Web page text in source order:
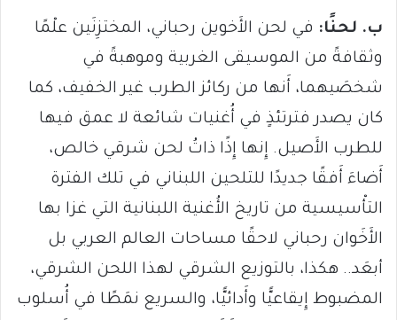
ب. لحنًا: في لحن الأَخوين رحباني، المختزِنَين علْمًا
وثقافةً من الموسيقى الغربية وموهبةً في
شخصَيهما، أَنها من ركائز الطرب غير الخفيف، كما
كان يصدر فترتئذٍ في أُغنيات شائعة لا عمق فيها
للطرب الأَصيل. إِنها إِذًا ذاتُ لحن شرقي خالص،
أَضاءَ أَفقًا جديدًا للتلحين اللبناني في تلك الفترة
التأْسيسية من تاريخ الأُغنية اللبنانية التي غزا بها
الأَخَوان رحباني لاحقًا مساحات العالم العربي بل
أبعَد.. هكذا، بالتوزيع الشرقي لهذا اللحن الشرقي،
المضبوط إِيقاعيًّا وأَدائيًّا، والسريع نمَطًا في أُسلوب